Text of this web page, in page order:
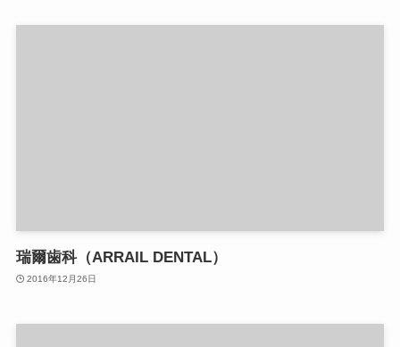
瑞爾歯科（ARRAIL DENTAL）
2016年12月26日